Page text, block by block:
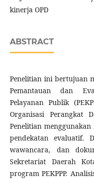
kinerja OPD
ABSTRACT
Penelitian ini bertujuan
Pemantauan dan
Pelayanan Publik
Organisasi Perangkat
Penelitian
pendekatan evaluatif.
wawancara, dan
Sekretariat Daerah
program PEKPPP.